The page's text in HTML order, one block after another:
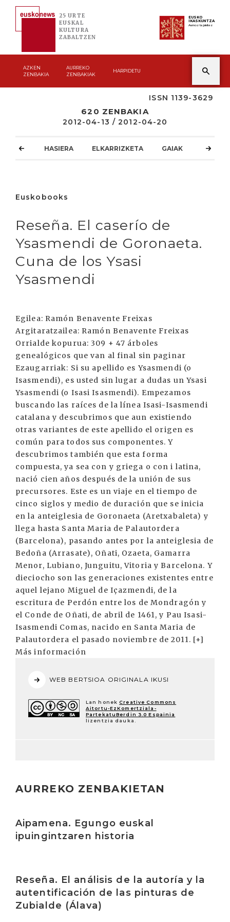
25 URTE
EUSKAL
KULTURA
ZABALTZEN
EUSKO
IKASKUNTZA
Asmoz ta jakitez
AZKEN
ZENBAKIA
AURREKO
ZENBAKIAK
HARPIDETU
ISSN 1139-3629
620 ZENBAKIA
2012-04-13 / 2012-04-20
HASIERA ELKARRIZKETA GAIAK
Euskobooks
Reseña. El caserío de
Ysasmendi de Goronaeta.
Cuna de los Ysasi
Ysasmendi
Egilea: Ramón Benavente Freixas
Argitaratzailea: Ramón Benavente Freixas
Orrialde kopurua: 309 + 47 árboles
genealógicos que van al final sin paginar
Ezaugarriak: Si su apellido es Ysasmendi (o
Isasmendi), es usted sin lugar a dudas un Ysasi
Ysasmendi (o Isasi Isasmendi). Empezamos
buscando las raíces de la línea Isasi-Isasmendi
catalana y descubrimos que aun existiendo
otras variantes de este apellido el origen es
común para todos sus componentes. Y
descubrimos también que esta forma
compuesta, ya sea con y griega o con i latina,
nació cien años después de la unión de sus
precursores. Este es un viaje en el tiempo de
cinco siglos y medio de duración que se inicia
en la anteiglesia de Goronaeta (Aretxabaleta) y
llega hasta Santa Maria de Palautordera
(Barcelona), pasando antes por la anteiglesia de
Bedoña (Arrasate), Oñati, Ozaeta, Gamarra
Menor, Lubiano, Junguitu, Vitoria y Barcelona. Y
dieciocho son las generaciones existentes entre
aquel lejano Miguel de Içazmendi, de la
escritura de Perdón entre los de Mondragón y
el Conde de Oñati, de abril de 1461, y Pau Isasi-
Isasmendi Comas, nacido en Santa Maria de
Palautordera el pasado noviembre de 2011. [+]
Más información
WEB BERTSIOA ORIGINALA IKUSI
Lan honek Creative Commons
Aitortu-EzKomertziala-
PartekatuBerdin 3.0 Espainia
lizentzia dauka.
AURREKO ZENBAKIETAN
Aipamena. Egungo euskal
ipuingintzaren historia
Reseña. El análisis de la autoría y la
autentificación de las pinturas de
Zubialde (Álava)